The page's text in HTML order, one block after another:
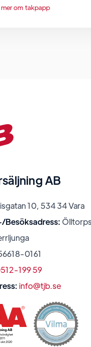
mer om takpapp
AB
10, 534 34 Vara
Besöksadress:
0161
199 59
info@tjb.se